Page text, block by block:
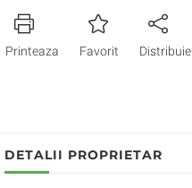
Printeaza
Favorit Distribuie
DETALII PROPRIETAR